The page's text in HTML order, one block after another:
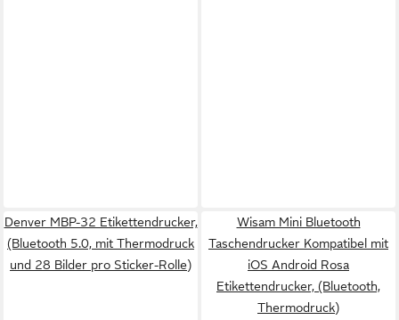
Denver MBP-32 Etikettendrucker,
(Bluetooth 5.0, mit Thermodruck
und 28 Bilder pro Sticker-Rolle)
Wisam Mini Bluetooth
Taschendrucker Kompatibel mit
iOS Android Rosa
Etikettendrucker, (Bluetooth,
Thermodruck)